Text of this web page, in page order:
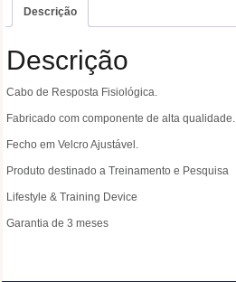
Treinamento
e
quantidade
Descrição
Descrição
Cabo de Resposta Fisiológica.
Fabricado com componente de alta qualidade.
Fecho em Velcro Ajustável.
Produto destinado a Treinamento e Pesquisa
Lifestyle & Training Device
Garantia de 3 meses